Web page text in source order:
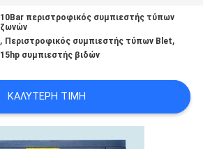
10Bar περιστροφικός συμπιεστής τύπων
ζωνών
, Περιστροφικός συμπιεστής τύπων Blet,
15hp συμπιεστής βιδών
ΚΑΛΎΤΕΡΗ ΤΙΜΉ